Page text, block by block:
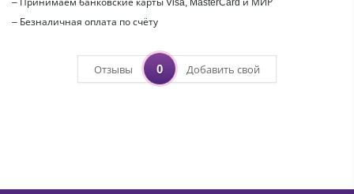
– Безналичная оплата по счёту
Отзывы 0 Добавить свой